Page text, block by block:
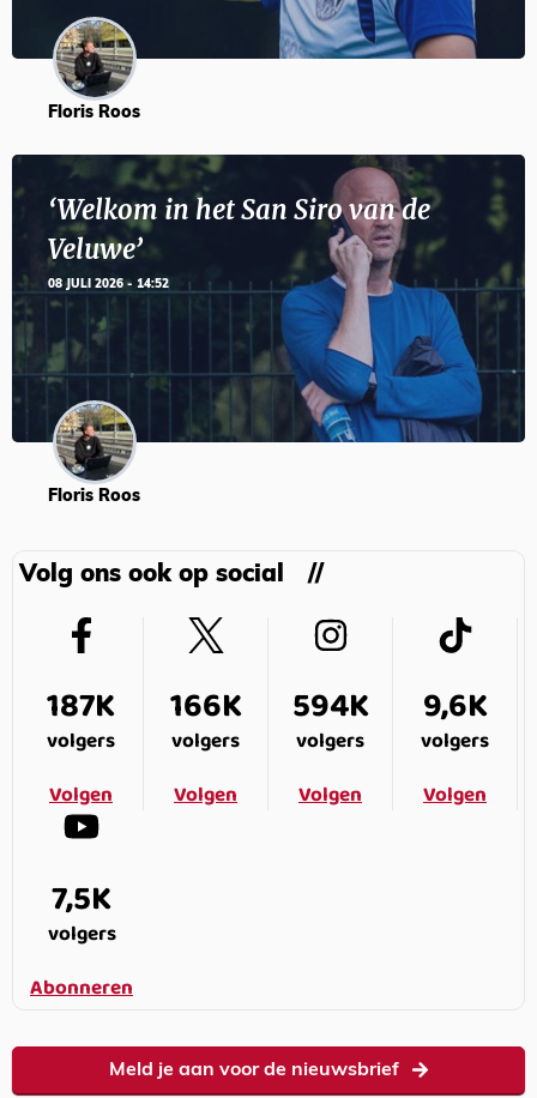
Floris Roos
‘Welkom in het San Siro van de
Veluwe’
08 JULI 2026 - 14:52
Floris Roos
Volg ons ook op social
187K
volgers
Volgen
166K
volgers
Volgen
594K
volgers
Volgen
9,6K
volgers
Volgen
7,5K
volgers
Abonneren
Meld je aan voor de nieuwsbrief